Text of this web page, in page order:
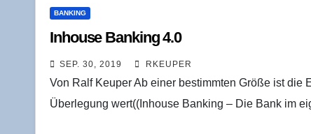
BANKING
Inhouse Ban­king 4.0
SEP. 30, 2019 RKEUPER
Von Ralf Keuper Ab einer bestimmten Größe ist die
Überlegung wert((Inhouse Banking – Die Bank im